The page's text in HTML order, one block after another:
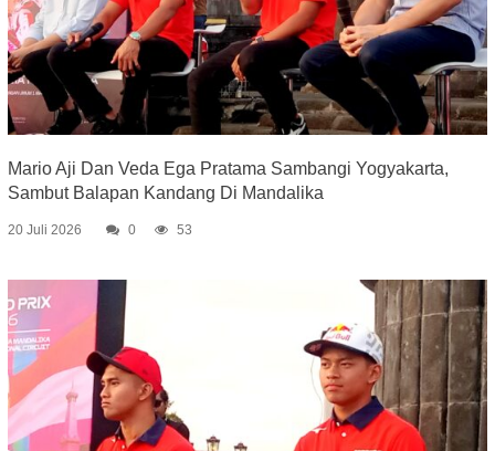
Mario Aji Dan Veda Ega Pratama Sambangi Yogyakarta,
Sambut Balapan Kandang Di Mandalika
20 Juli 2026 0 53